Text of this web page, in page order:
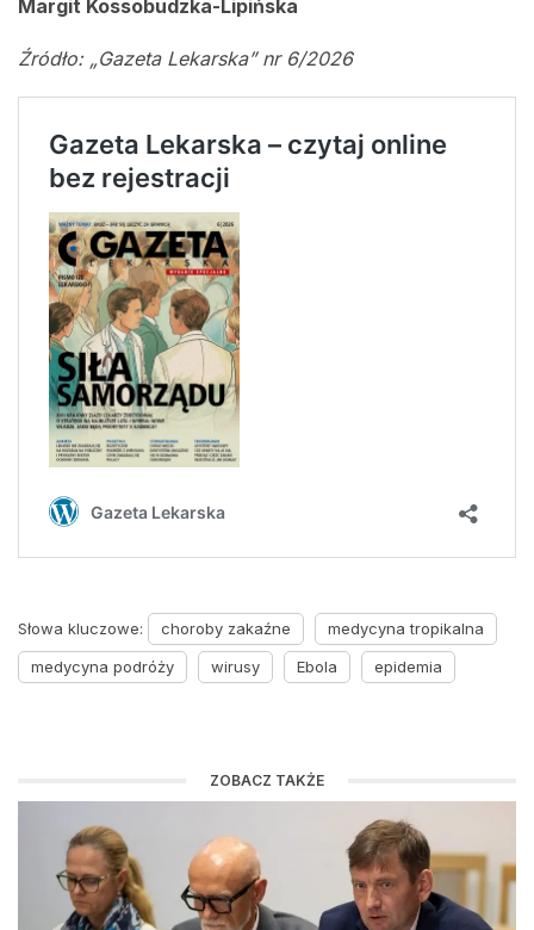
Margit Kossobudzka-Lipińska
Źródło: „Gazeta Lekarska” nr 6/2026
Słowa kluczowe: choroby zakaźne
medycyna tropikalna
medycyna podróży
wirusy Ebola epidemia
ZOBACZ TAKŻE